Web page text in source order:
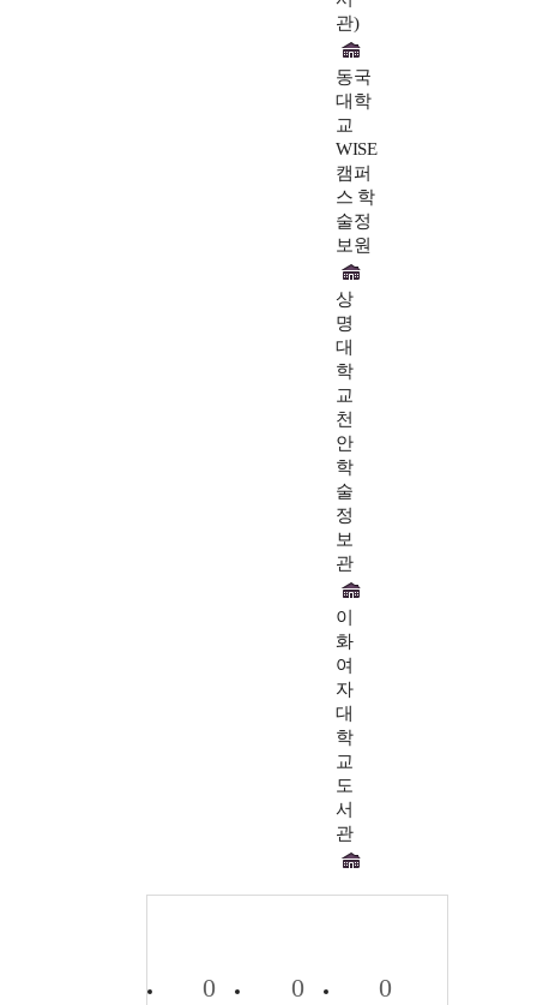
관)
동국
대학
교
WISE
캠퍼
스 학
술정
보원
상
명
대
학
교
천
안
학
술
정
보
관
이
화
여
자
대
학
교
도
서
관
0 0 0